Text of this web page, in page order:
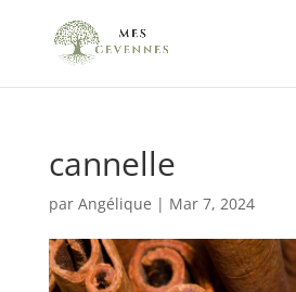
cannelle
par Angélique | Mar 7, 2024